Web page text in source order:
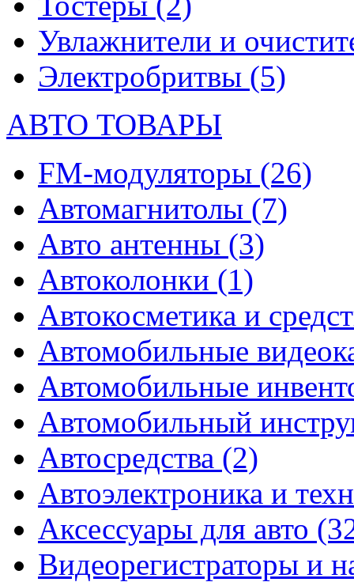
Увлажнители и
Электробритвы (5)
АВТО ТОВАРЫ
FM-модуляторы (26)
Автомагнитолы (7)
Авто антенны (3)
Автоколонки (1)
Автокосметика и
Автомобильные
Автомобильные
Автомобильный
Автосредства (2)
Автоэлектроника и
Аксессуары для авто
Видеорегистраторы и